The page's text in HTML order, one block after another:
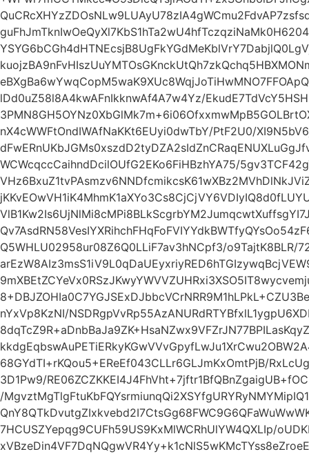
lDd0uZ58l8A4kwAFnIkknwAf4A7w4Yz/
nX4cWWFtOndIWAfNaKKt6EUyi0dwTbY/PtF2U0/
WCWcqccCaihndDcilOUfG2EKo6FiHBzhYA75/
Q5WHLU02958ur08Z6Q0LLiF7av3hNCpf3/o9TajtK8BLR/
nYxVp8KzNI/
68GYdTI+rKQou5+EReEf043CLLr6GLJmKxOmtPjB/
3D1Pw9/
/
7HCUSZYepqg9CUFh59US9KxMlWCRhUlYW4QXLIp/